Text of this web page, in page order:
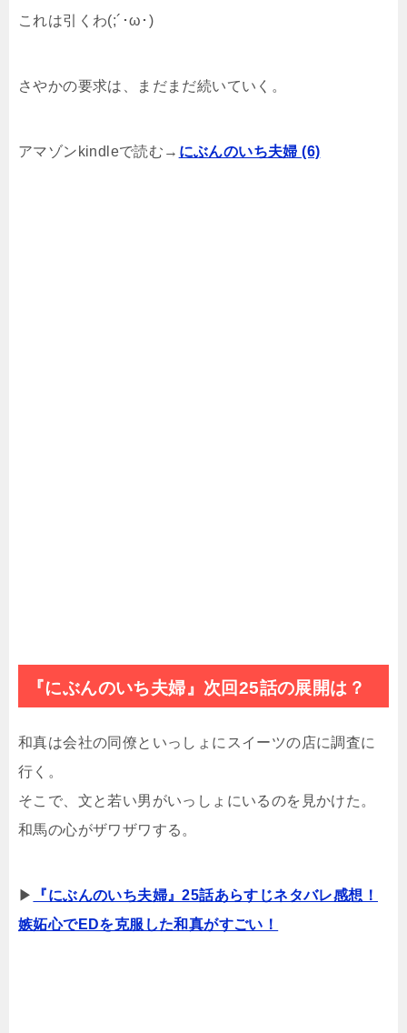
これは引くわ(;´･ω･)
さやかの要求は、まだまだ続いていく。
アマゾンkindleで読む→ にぶんのいち夫婦 (6)
『にぶんのいち夫婦』次回25話の展開は？
和真は会社の同僚といっしょにスイーツの店に調査に
行く。
そこで、文と若い男がいっしょにいるのを見かけた。
和馬の心がザワザワする。
▶
『にぶんのいち夫婦』25話あらすじネタバレ感想！
嫉妬心でEDを克服した和真がすごい！